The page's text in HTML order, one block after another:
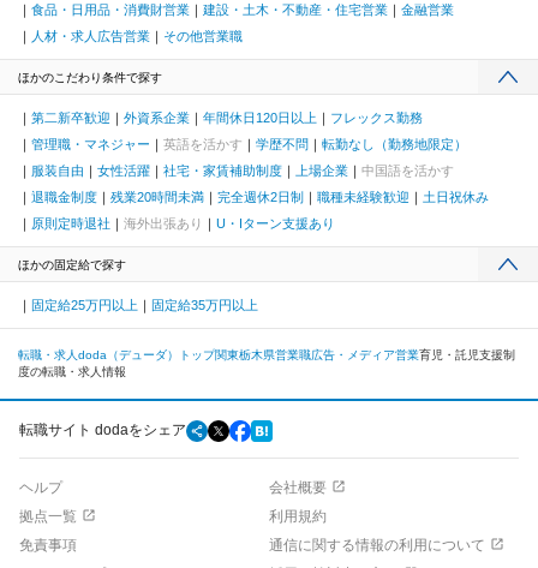
食品・日用品・消費財営業
建設・土木・不動産・住宅営業
金融営業
人材・求人広告営業
その他営業職
ほかのこだわり条件で探す
第二新卒歓迎 外資系企業 年間休日120日以上
フレックス勤務
管理職・マネジャー
英語を活かす 学歴不問
転勤なし（勤務地限定）
服装自由
女性活躍 社宅・家賃補助制度 上場企業
中国語を活かす
退職金制度
残業20時間未満 完全週休2日制 職種未経験歓迎
土日祝休み
原則定時退社
海外出張あり U・Iターン支援あり
ほかの固定給で探す
固定給25万円以上 固定給35万円以上
転職・求人doda（デューダ）トップ関東栃木県営業職広告・メディア営業育児・託児支援制
度の転職・求人情報
転職サイト dodaをシェア
ヘルプ
会社概要
拠点一覧
利用規約
免責事項
通信に関する情報の利用について